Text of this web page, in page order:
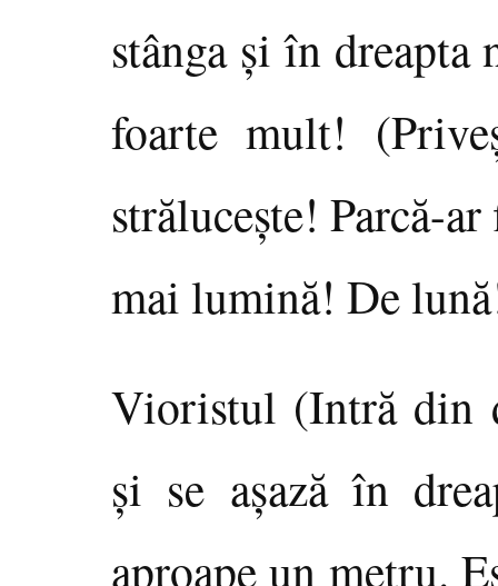
stânga şi în
foarte mult!
străluceşte! Parcă-
mai lumină! De
Vioristul (Intră din
şi se aşază în
aproape un metru.